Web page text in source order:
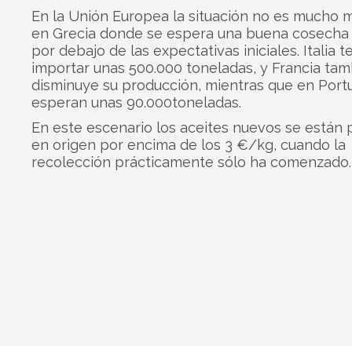
En la Unión Europea la situación no es mucho
en Grecia donde se espera una buena cosecha
por debajo de las expectativas iniciales. Italia
importar unas 500.000 toneladas, y Francia
disminuye su producción, mientras que en
esperan unas 90.000toneladas.
En este escenario los aceites nuevos se están
en origen por encima de los 3 €/kg, cuando la
recolección prácticamente sólo ha comenzado.